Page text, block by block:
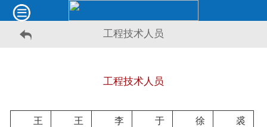
工程技术人员
工程技术人员
王
王
李
于
徐
裘